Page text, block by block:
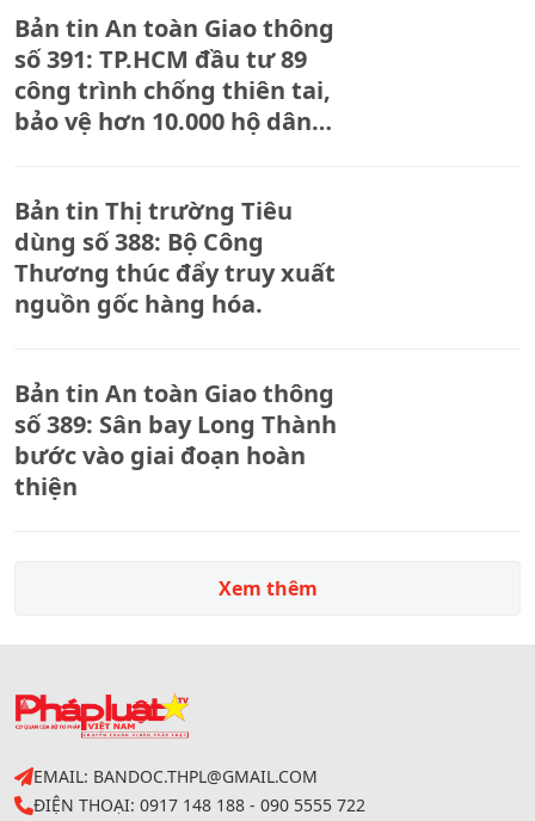
Bản tin An toàn Giao thông
số 391: TP.HCM đầu tư 89
công trình chống thiên tai,
bảo vệ hơn 10.000 hộ dân
Bản tin Thị trường Tiêu
dùng số 388: Bộ Công
Thương thúc đẩy truy xuất
nguồn gốc hàng hóa.
Bản tin An toàn Giao thông
số 389: Sân bay Long Thành
bước vào giai đoạn hoàn
thiện
Xem thêm
EMAIL: BANDOC.THPL@GMAIL.COM
ĐIỆN THOẠI: 0917 148 188 - 090 5555 722